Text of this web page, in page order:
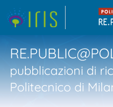
pubblicazioni di
Politecnico di